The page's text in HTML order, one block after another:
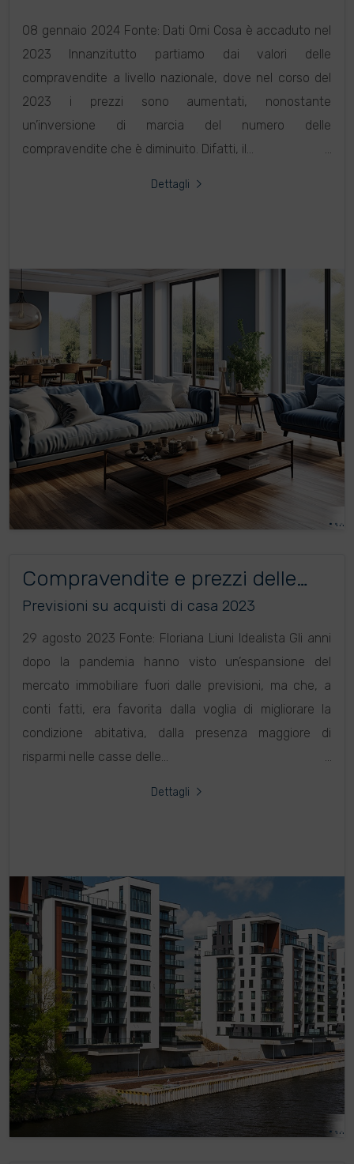
08 gennaio 2024 Fonte: Dati Omi Cosa è accaduto nel
2023 Innanzitutto partiamo dai valori delle
compravendite a livello nazionale, dove nel corso del
2023 i prezzi sono aumentati, nonostante
un’inversione di marcia del numero delle
compravendite che è diminuito. Difatti, il...
Dettagli
Compravendite e prezzi delle
case: le previsioni di Nomisma
Previsioni su acquisti di casa 2023
29 agosto 2023 Fonte: Floriana Liuni Idealista Gli anni
dopo la pandemia hanno visto un’espansione del
mercato immobiliare fuori dalle previsioni, ma che, a
conti fatti, era favorita dalla voglia di migliorare la
condizione abitativa, dalla presenza maggiore di
risparmi nelle casse delle...
Dettagli